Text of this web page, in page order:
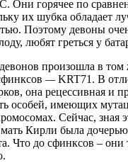
Они горячее по
их шубка обладает
Поэтому девоны
любят греться у
произошла в том
—KRT71. В
она рецессивная и
особей, имеющих
Сейчас, зная
Кирли была
Что до сфинксов –